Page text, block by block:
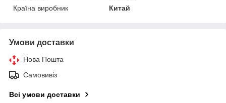
Країна виробник
Китай
Умови доставки
Нова Пошта
Самовивіз
Всі умови доставки